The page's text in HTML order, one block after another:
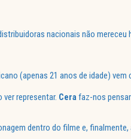
nacionais não mereceu
(apenas 21 anos de idade) vem
representar. Cerafaz-nos
dentro do filme e,